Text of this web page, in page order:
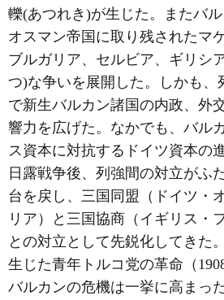
轢(あつれき)が生じた。またバル
オスマン帝国に取り残されたマ
ブルガリア、セルビア、ギリシ
つ)な争いを展開した。しかも、
で新生バルカン諸国の内政、外
響力を広げた。なかでも、バル
ス資本に対抗するドイツ資本の
日露戦争後、列強間の対立がふ
台を戻し、三国同盟（ドイツ・
リア）と三国協商（イギリス・
との対立として先鋭化してきた
生じた青年トルコ党の革命（
バルカンの危機は一挙に高まっ